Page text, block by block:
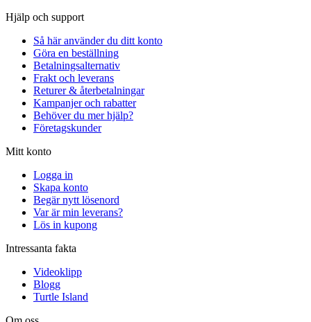
Hjälp och support
Så här använder du ditt konto
Göra en beställning
Betalningsalternativ
Frakt och leverans
Returer & återbetalningar
Kampanjer och rabatter
Behöver du mer hjälp?
Företagskunder
Mitt konto
Logga in
Skapa konto
Begär nytt lösenord
Var är min leverans?
Lös in kupong
Intressanta fakta
Videoklipp
Blogg
Turtle Island